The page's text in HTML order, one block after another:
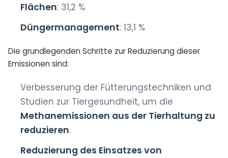
Flächen: 31,2 %
Düngermanagement: 13,1 %
Die grundlegenden Schritte zur Reduzierung dieser
Emissionen sind:
Verbesserung der Fütterungstechniken und
Studien zur Tiergesundheit, um die
Methanemissionen aus der Tierhaltung zu
reduzieren.
Reduzierung des Einsatzes von